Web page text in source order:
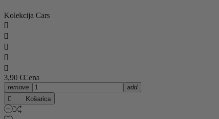
Kolekcija Cars





3,90 €Cena
remove
add

Košarica